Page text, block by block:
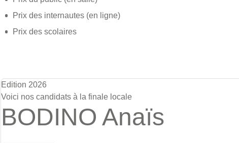
Prix des internautes (en ligne)
Prix des scolaires
Edition 2026
Voici nos candidats à la finale locale
BODINO Anaïs